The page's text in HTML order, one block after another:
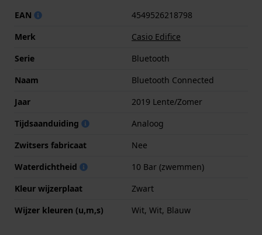
EAN
4549526218798
Merk
Casio Edifice
Serie
Bluetooth
Naam
Bluetooth Connected
Jaar
2019 Lente/Zomer
Tijdsaanduiding
Analoog
Zwitsers fabricaat
Nee
Waterdichtheid
10 Bar (zwemmen)
Kleur wijzerplaat
Zwart
Wijzer kleuren (u,m,s)
Wit, Wit, Blauw